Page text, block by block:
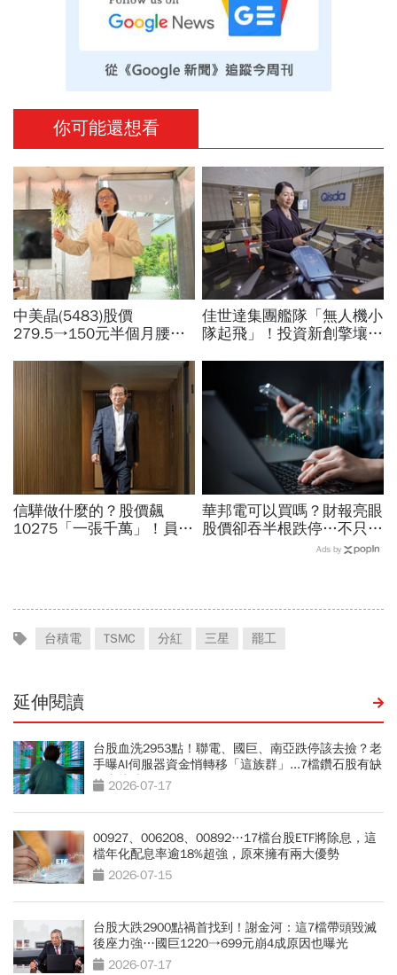
你可能還想看
中美晶(5483)股價
279.5→150元半個月腰
績、罕見抱屈自家股票：真
的被低估了
佳世達集團艦隊「無人機小
隊起飛」！投資新創擎壤、
兵：鎖定美日頂級客戶切入
信驊做什麼的？股價飆
10275「一張千萬」！員工
華邦電可以買嗎？財報亮眼
股價卻吞半根跌停…不只外
資終結連3買改賣超1.8萬
Ads by
台積電 TSMC 分紅 三星 罷工
延伸閱讀
台股血洗2953點！聯電、國巨、南亞跌停該去撿？老
手曝AI伺服器資金悄轉移「這族群」...7檔鑽石股有缺
口直接噴
2026-07-17
00927、006208、00892…17檔台股ETF將除息，這
檔年化配息率逾18%超強，原來擁有兩大優勢
2026-07-15
台股大跌2900點禍首找到！謝金河：這7檔帶頭毀滅
後座力強…國巨1220→699元崩4成原因也曝光
2026-07-17